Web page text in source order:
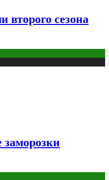
второго сезона
заморозки